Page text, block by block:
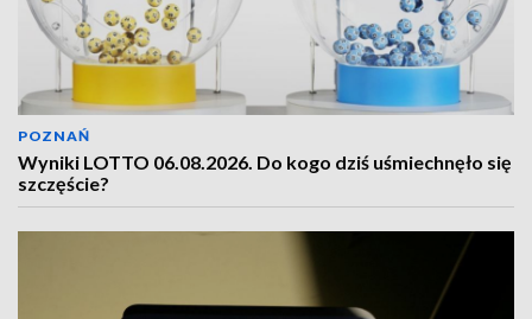
POZNAŃ
Wyniki LOTTO 06.08.2026. Do kogo dziś uśmiechnęło się
szczęście?